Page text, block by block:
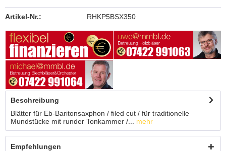
Artikel-Nr.: RHKP5BSX350
Beschreibung
Blätter für Eb-Baritonsaxphon / filed cut / für traditionelle
Mundstücke mit runder Tonkammer /...
mehr
Empfehlungen